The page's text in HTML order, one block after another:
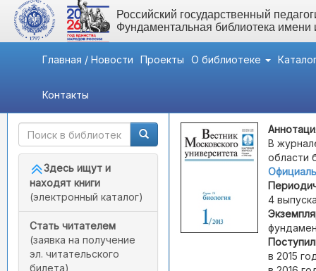
Российский государственный
Фундаментальная библиотека
Главная / Новости Проекты О библиотеке
Контакты
Быстрый доступ
Здесь ищут и
находят книги
(электронный каталог)
Стать читателем
(заявка на получение
эл. читательского
билета)
В
области
4
в 2015